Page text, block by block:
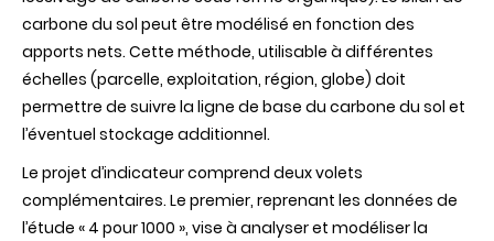
carbone du sol peut être modélisé en fonction des
apports nets. Cette méthode, utilisable à différentes
échelles (parcelle, exploitation, région, globe) doit
permettre de suivre la ligne de base du carbone du sol et
l’éventuel stockage additionnel.
Le projet d’indicateur comprend deux volets
complémentaires. Le premier, reprenant les données de
l’étude « 4 pour 1000 », vise à analyser et modéliser la